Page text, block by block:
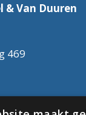
& Van Duuren
469